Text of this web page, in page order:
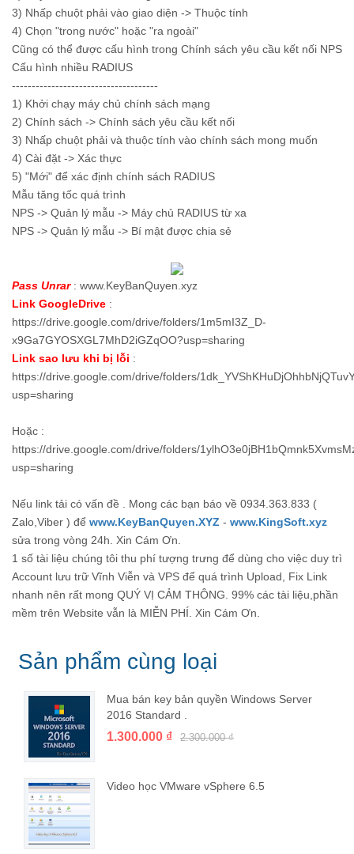
3) Nhấp chuột phải vào giao diện -> Thuộc tính
4) Chọn "trong nước" hoặc "ra ngoài"
Cũng có thể được cấu hình trong Chính sách yêu cầu kết nối NPS
Cấu hình nhiều RADIUS
-------------------------------------
1) Khởi chạy máy chủ chính sách mạng
2) Chính sách -> Chính sách yêu cầu kết nối
3) Nhấp chuột phải và thuộc tính vào chính sách mong muốn
4) Cài đặt -> Xác thực
5) "Mới" để xác định chính sách RADIUS
Mẫu tăng tốc quá trình
NPS -> Quản lý mẫu -> Máy chủ RADIUS từ xa
NPS -> Quản lý mẫu -> Bí mật được chia sẻ
Pass Unrar : www.KeyBanQuyen.xyz
Link GoogleDrive :
https://drive.google.com/drive/folders/1m5mI3Z_D-
x9Ga7GYOSXGL7MhD2iGZqOO?usp=sharing
Link sao lưu khi bị lỗi :
https://drive.google.com/drive/folders/
usp=sharing
Hoặc :
https://drive.google.com/drive/folders/
usp=sharing
Nếu link tải có vấn đề . Mong các bạn báo về 0934.363.833 (
Zalo,Viber ) để www.KeyBanQuyen.XYZ - www.KingSoft.xyz
sửa trong vòng 24h. Xin Cám Ơn.
1 số tài liệu chúng tôi thu phí tượng trưng để dùng cho việc duy trì
Account lưu trữ Vĩnh Viễn và VPS để quá trình Upload, Fix Link
nhanh nên rất mong QUÝ VỊ CẢM THÔNG. 99% các tài liệu,phần
mềm trên Website vẫn là MIỄN PHÍ. Xin Cám Ơn.
Sản phẩm cùng loại
Mua bán key bản quyền Windows Server
2016 Standard .
1.300.000 ₫ 2.300.000 ₫
Video học VMware vSphere 6.5